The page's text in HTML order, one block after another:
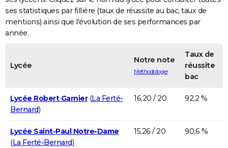
FORUM
Bricolage
Lifestyle
Culture
Sport
Auto
Television
Voyage
Cinema
ses statistiques par fillière (taux de réussite au bac, taux de
mentions) ainsi que l'évolution de ses performances par
année.
Lycée
Notre note
Méthodologie
Taux de
réussite
bac
Lycée Robert Garnier(La Ferté-
Bernard)
16,20 / 20 92,2 %
Lycée Saint-Paul Notre-Dame
(La Ferté-Bernard)
15,26 / 20 90,6 %